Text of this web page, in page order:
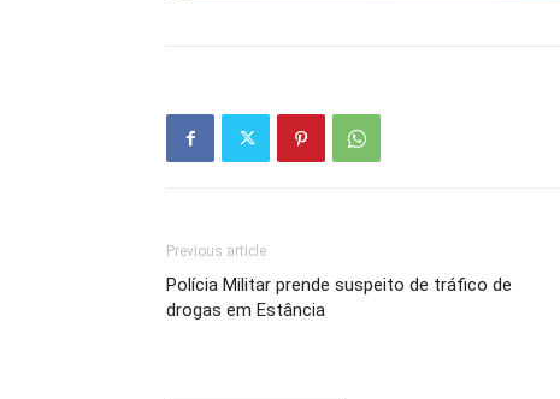
Previous article
Polícia Militar prende suspeito de tráfico de
drogas em Estância